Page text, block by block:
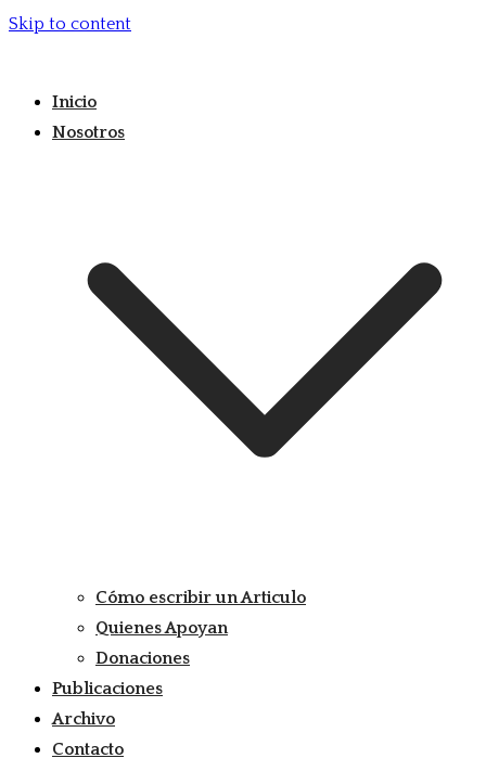
Skip to content
Inicio
Nosotros
Cómo escribir un Articulo
Quienes Apoyan
Donaciones
Publicaciones
Archivo
Contacto